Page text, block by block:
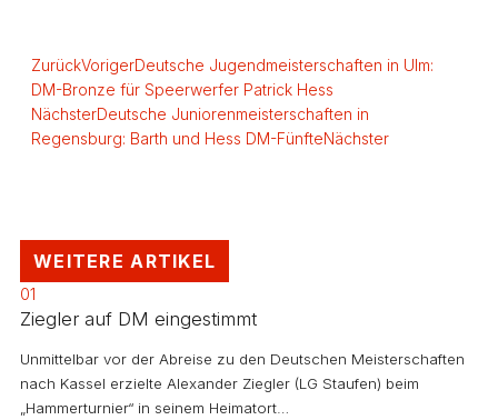
ZurückVorigerDeutsche Jugendmeisterschaften in Ulm:
DM-Bronze für Speerwerfer Patrick Hess
NächsterDeutsche Juniorenmeisterschaften in
Regensburg: Barth und Hess DM-FünfteNächster
WEITERE ARTIKEL
01
Ziegler auf DM eingestimmt
Unmittelbar vor der Abreise zu den Deutschen Meisterschaften
nach Kassel erzielte Alexander Ziegler (LG Staufen) beim
„Hammerturnier“ in seinem Heimatort…